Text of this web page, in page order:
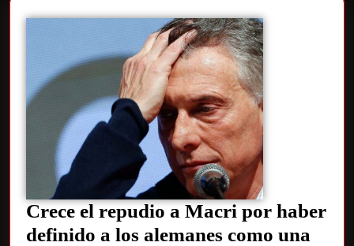
Crece el repudio a Macri por haber
definido a los alemanes como una